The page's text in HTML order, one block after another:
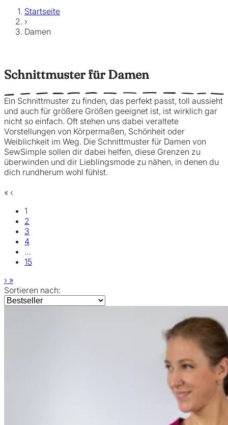
Startseite
›
Damen
Schnittmuster für Damen
Ein Schnittmuster zu finden, das perfekt passt, toll aussieht
und auch für größere Größen geeignet ist, ist wirklich gar
nicht so einfach. Oft stehen uns dabei veraltete
Vorstellungen von Körpermaßen, Schönheit oder
Weiblichkeit im Weg. Die Schnittmuster für Damen von
SewSimple sollen dir dabei helfen, diese Grenzen zu
überwinden und dir Lieblingsmode zu nähen, in denen du
dich rundherum wohl fühlst.
« ‹
1
2
3
4
…
15
› »
Sortieren nach: